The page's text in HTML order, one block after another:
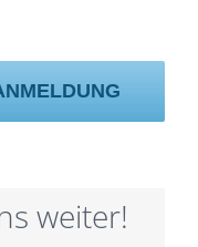
weiter!